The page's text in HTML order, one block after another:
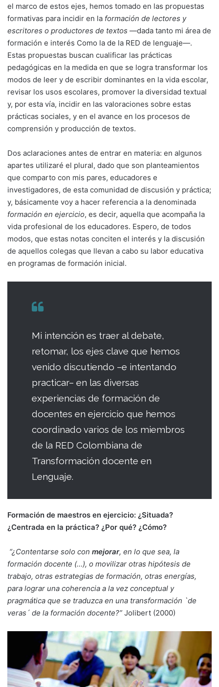
el marco de estos ejes, hemos tomado en las propuestas
formativas para incidir en la formación de lectores y
escritores o productores de textos —dada tanto mi área de
formación e interés Como la de la RED de lenguaje—.
Estas propuestas buscan cualificar las prácticas
pedagógicas en la medida en que se logra transformar los
modos de leer y de escribir dominantes en la vida escolar,
revisar los usos escolares, promover la diversidad textual
y, por esta vía, incidir en las valoraciones sobre estas
prácticas sociales, y en el avance en los procesos de
comprensión y producción de textos.
Dos aclaraciones antes de entrar en materia: en algunos
apartes utilizaré el plural, dado que son planteamientos
que comparto con mis pares, educadores e
investigadores, de esta comunidad de discusión y práctica;
y, básicamente voy a hacer referencia a la denominada
formación en ejercicio, es decir, aquella que acompaña la
vida profesional de los educadores. Espero, de todos
modos, que estas notas conciten el interés y la discusión
de aquellos colegas que llevan a cabo su labor educativa
en programas de formación inicial.
Mi intención es traer al debate,
retomar, los ejes clave que hemos
venido discutiendo –e intentando
practicar– en las diversas
experiencias de formación de
docentes en ejercicio que hemos
coordinado varios de los miembros
de la RED Colombiana de
Transformación docente en
Lenguaje.
Formación de maestros en ejercicio: ¿Situada?
¿Centrada en la práctica? ¿Por qué? ¿Cómo?
“¿Contentarse solo con mejorar, en lo que sea, la
formación docente (…), o movilizar otras hipótesis de
trabajo, otras estrategias de formación, otras energías,
para lograr una coherencia a la vez conceptual y
pragmática que se traduzca en una transformación `de
veras´ de la formación docente?” Jolibert (2000)